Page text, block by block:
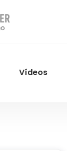
Menu
Vídeos